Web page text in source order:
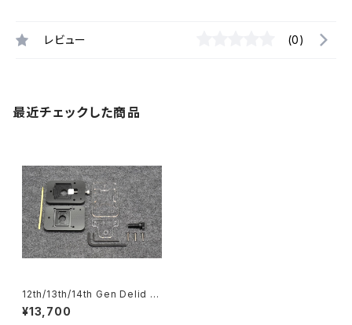
レビュー (0)
最近チェックした商品
12th/13th/14th Gen Delid &
Relid Kit
¥13,700